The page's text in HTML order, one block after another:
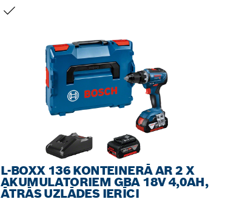
L-BOXX 136 KONTEINERĀ AR 2 X
AKUMULATORIEM GBA 18V 4,0AH,
ĀTRĀS UZLĀDES IERĪCI